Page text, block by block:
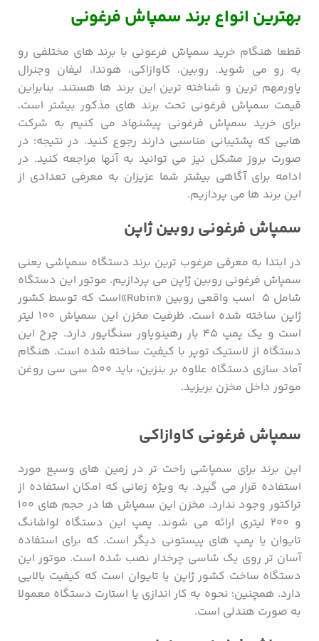
بهترین انواع برند سمپاش فرغونی
قطعا هنگام خرید سمپاش فرعونی با برند های مختلفی رو
به رو می شوید. روبین، کاوازاکی، هوندا، لیفان وجنرال
پاورمهم ترین و شناخته ترین این برند ها هستند. بنابراین
قیمت سمپاش فرغونی تحت برند های مذکور بیشتر است.
برای خرید سمپاش فرغونی پیشنهاد می کنیم به شرکت
هایی که پشتیبانی مناسبی دارند رجوع کنید. در نتیجه؛ در
صورت بروز مشکل نیز می توانید به آنها مراجعه کنید. در
ادامه برای آگاهی بیشتر شما عزیزان به معرفی تعدادی از
این برند ها می پردازیم.
سمپاش فرغونی روبین ژاپن
در ابتدا به معرفی مرغوب ترین برند دستگاه سمپاشی یعنی
سمپاش فرغونی روبین ژاپن می پردازیم. موتور این دستگاه
شامل ۵ اسب واقعی روبین «Rubin»است که توسط کشور
ژاپن ساخته شده است. ظرفیت مخزن این سمپاش ۱۰۰ لیتر
است و یک پمپ ۴۵ بار رهینوپاور سنگاپور دارد. چرخ این
دستگاه از لاستیک توپر با کیفیت ساخته شده است. هنگام
آماد سازی دستگاه علاوه بر بنزین، باید ۵۰۰ سی سی روغن
موتور داخل مخزن بریزید.
سمپاش فرغونی کاوازاکی
این برند برای سمپاشی راحت تر در زمین های وسیع مورد
استفاده قرار می گیرد. به ویژه زمانی که امکان استفاده از
تراکتور وجود ندارد. مخزن این سمپاش ها در حجم های ۱۰۰
و ۲۰۰ لیتری ارائه می شوند. پمپ این دستگاه لواشانگ
تایوان یا پمپ های پیستونی دیگر است. که برای استفاده
آسان تر روی یک شاسی چرخدار نصب شده است. موتور این
دستگاه ساخت کشور ژاپن یا تایوان است که کیفیت بالایی
دارد. همچنین؛ نحوه به کار اندازی یا استارت دستگاه معمولا
به صورت هندلی است.